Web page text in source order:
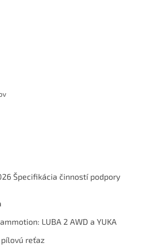
Špecifikácia činností podpory
LUBA 2 AWD a YUKA
reťaz